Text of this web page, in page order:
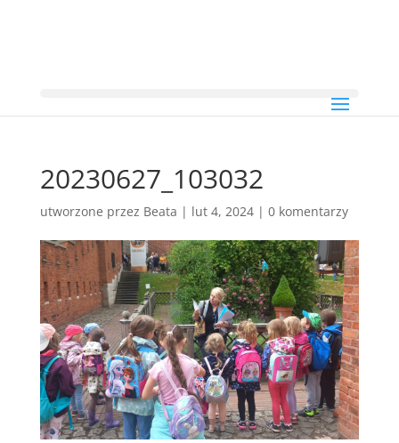
20230627_103032
utworzone przez Beata | lut 4, 2024| 0 komentarzy